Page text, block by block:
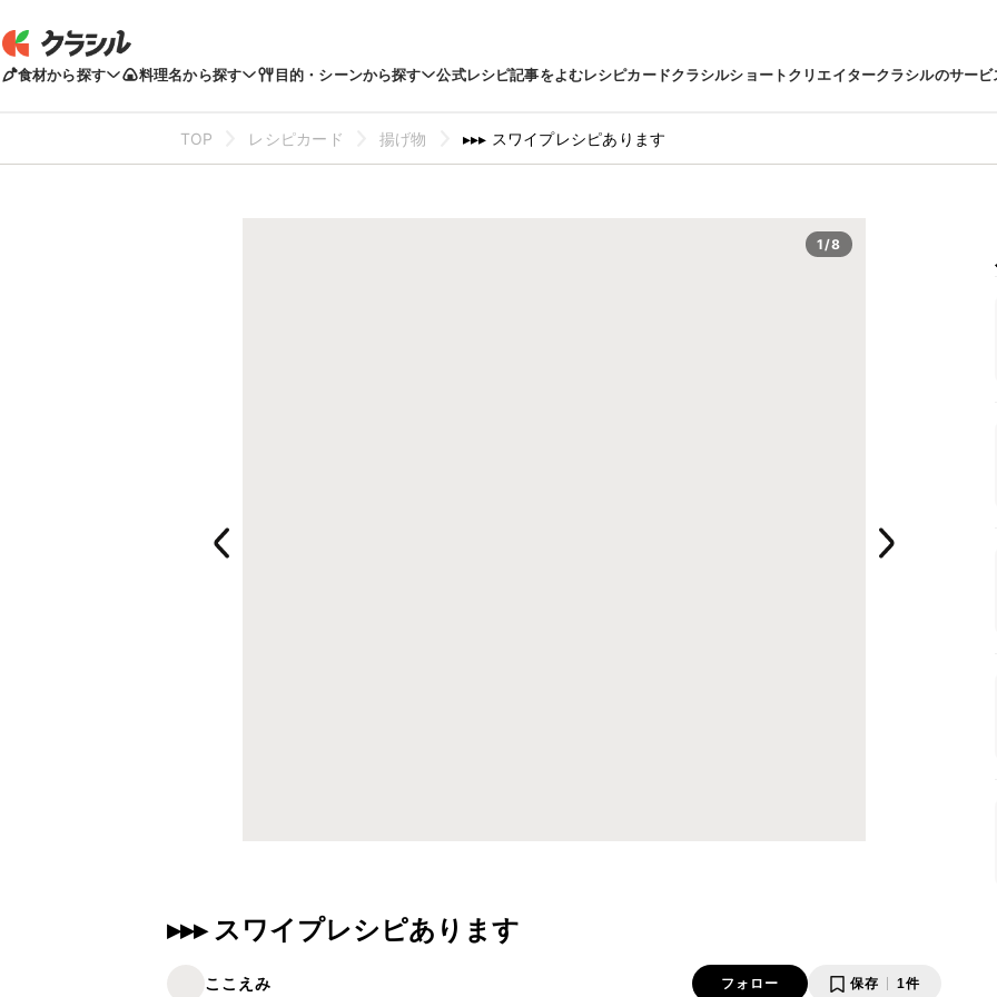
食材から探す 料理名から探す 目的・シーンから探す 公式レシピ記事をよむレシピカードクラシルショートクリエイタークラシルのサービ
TOP レシピカード 揚げ物 ▸▸▸ スワイプレシピあります
1/8
▸▸▸ スワイプレシピあります
ここえみ フォロー 保存 1件